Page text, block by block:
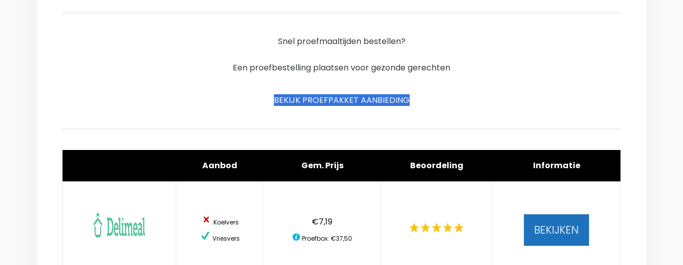
Snel proefmaaltijden bestellen?
Een proefbestelling plaatsen voor gezonde gerechten
BEKIJK PROEFPAKKET AANBIEDING
Aanbod Gem. Prijs Beoordeling Informatie
Koelvers
Vriesvers
€7,19
Proefbox: €37,50
BEKIJKEN